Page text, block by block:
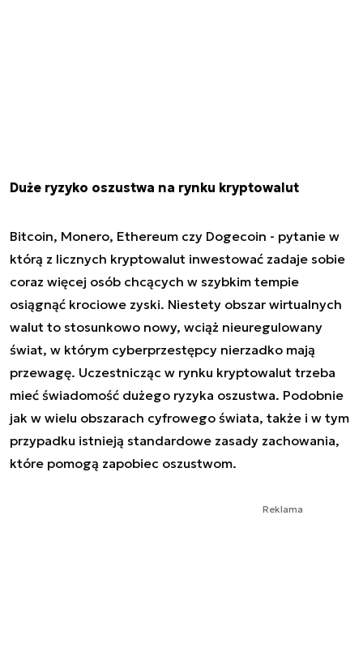
Duże ryzyko oszustwa na rynku kryptowalut
Bitcoin, Monero, Ethereum czy Dogecoin - pytanie w
którą z licznych kryptowalut inwestować zadaje sobie
coraz więcej osób chcących w szybkim tempie
osiągnąć krociowe zyski. Niestety obszar wirtualnych
walut to stosunkowo nowy, wciąż nieuregulowany
świat, w którym cyberprzestępcy nierzadko mają
przewagę. Uczestnicząc w rynku kryptowalut trzeba
mieć świadomość dużego ryzyka oszustwa. Podobnie
jak w wielu obszarach cyfrowego świata, także i w tym
przypadku istnieją standardowe zasady zachowania,
które pomogą zapobiec oszustwom.
Reklama